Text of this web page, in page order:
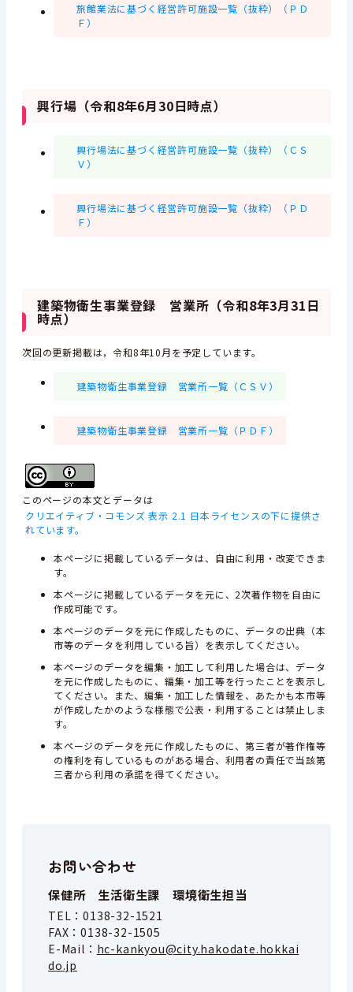
旅館業法に基づく経営許可施設一覧（抜粋）（ＰＤ
Ｆ）
興行場（令和8年6月30日時点）
興行場法に基づく経営許可施設一覧（抜粋）（ＣＳ
Ｖ）
興行場法に基づく経営許可施設一覧（抜粋）（ＰＤ
Ｆ）
建築物衛生事業登録 営業所（令和8年3月31日
時点）
次回の更新掲載は，令和8年10月を予定しています。
建築物衛生事業登録 営業所一覧（ＣＳＶ）
建築物衛生事業登録 営業所一覧（ＰＤＦ）
このページの本文とデータは
クリエイティブ・コモンズ 表示 2.1 日本ライセンスの下に提供さ
れています。
本ページに掲載しているデータは、自由に利用・改変できま
す。
本ページに掲載しているデータを元に、2次著作物を自由に
作成可能です。
本ページのデータを元に作成したものに、データの出典（本
市等のデータを利用している旨）を表示してください。
本ページのデータを編集・加工して利用した場合は、データ
を元に作成したものに、編集・加工等を行ったことを表示し
てください。また、編集・加工した情報を、あたかも本市等
が作成したかのような様態で公表・利用することは禁止しま
す。
本ページのデータを元に作成したものに、第三者が著作権等
の権利を有しているものがある場合、利用者の責任で当該第
三者から利用の承諾を得てください。
お問い合わせ
保健所 生活衛生課 環境衛生担当
TEL：0138-32-1521
FAX：0138-32-1505
E-Mail： hc-kankyou@city.hakodate.hokkai
do.jp